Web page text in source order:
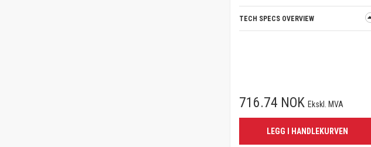
TECH SPECS OVERVIEW
716.74 NOK Ekskl. MVA
LEGG I HANDLEKURVEN